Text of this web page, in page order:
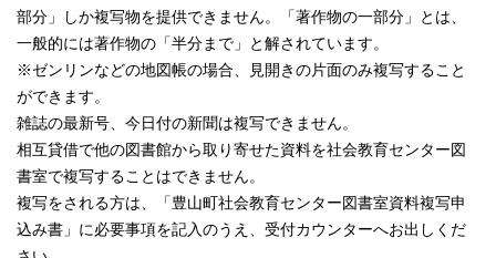
部分」しか複写物を提供できません。「著作物の一部分」とは、
一般的には著作物の「半分まで」と解されています。
※ゼンリンなどの地図帳の場合、見開きの片面のみ複写すること
ができます。
雑誌の最新号、今日付の新聞は複写できません。
相互貸借で他の図書館から取り寄せた資料を社会教育センター図
書室で複写することはできません。
複写をされる方は、「豊山町社会教育センター図書室資料複写申
込み書」に必要事項を記入のうえ、受付カウンターへお出しくだ